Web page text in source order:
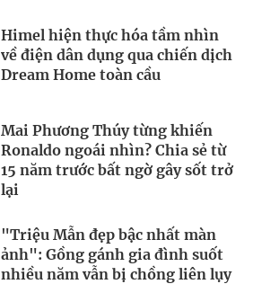
Himel hiện thực hóa tầm nhìn
về điện dân dụng qua chiến dịch
Dream Home toàn cầu
Mai Phương Thúy từng khiến
Ronaldo ngoái nhìn? Chia sẻ từ
15 năm trước bất ngờ gây sốt trở
lại
"Triệu Mẫn đẹp bậc nhất màn
ảnh": Gồng gánh gia đình suốt
nhiều năm vẫn bị chồng liên lụy